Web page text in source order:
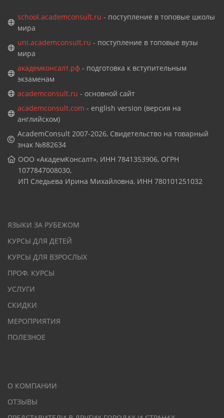
school.academconsult.ru - поступление в топовые школы
мира
uni.academconsult.ru - поступление в топовые вузы
мира
академконсалт.рф- подготовка к вступительным
экзаменам
academconsult.ru - основной сайт
academconsult.com - english version (версия на
английском)
AcademConsult 2007-2026, Свидетельство на товарный
знак №882634
ООО «АкадемКонсалт», ИНН 7841353906, ОГРН
1077847008030,
ИП Следьева Ирина Михайловна, ИНН 780101251032
ЯЗЫКИ ЗА РУБЕЖОМ
КУРСЫ ДЛЯ ДЕТЕЙ
КУРСЫ ДЛЯ ВЗРОСЛЫХ
ПРОФ. КУРСЫ
УСЛУГИ
СКИДКИ
МЕРОПРИЯТИЯ
ПОЛЕЗНОЕ
О КОМПАНИИ
ОТЗЫВЫ